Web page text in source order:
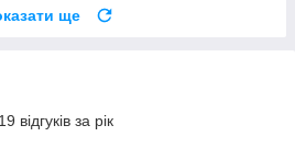
ще
відгуків за рік